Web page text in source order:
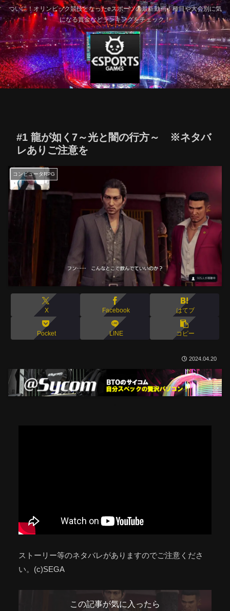
ついに！オリンピック競技となったeスポーツの最新動画！種目や大会別に気
になる賞金などランキングをチェック！
#1 龍が如く7～光と闇の行方～ ※ネタバ
レありご注意を
コンピュータRPG
X Facebook はてブ
Pocket LINE コピー
2024.04.20
ストーリー等のネタバレがありますのでご注意くださ
い。(c)SEGA
この記事が気に入ったら